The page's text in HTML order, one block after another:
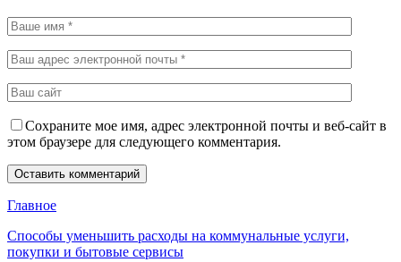
Сохраните мое имя, адрес электронной почты и веб-сайт в
этом браузере для следующего комментария.
Главное
Способы уменьшить расходы на коммунальные услуги,
покупки и бытовые сервисы